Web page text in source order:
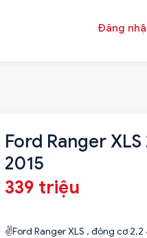
Đăng
Ford Ranger XLS
2015
339 triệu
✌️Ford Ranger XLS , động cơ